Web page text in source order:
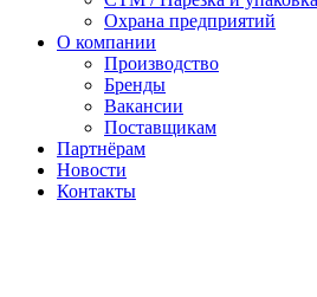
Охрана предприятий
О компании
Производство
Бренды
Вакансии
Поставщикам
Партнёрам
Новости
Контакты